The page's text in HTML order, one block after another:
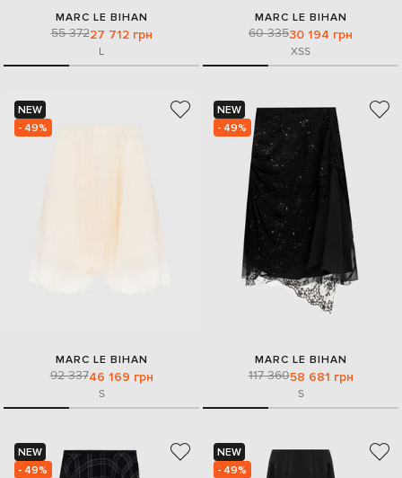
MARC LE BIHAN
55 37227 712 грн
L
MARC LE BIHAN
60 33530 194 грн
XSS
NEW
- 49%
MARC LE BIHAN
92 33746 169 грн
S
NEW
- 49%
MARC LE BIHAN
117 36058 681 грн
S
NEW
- 49%
NEW
- 49%